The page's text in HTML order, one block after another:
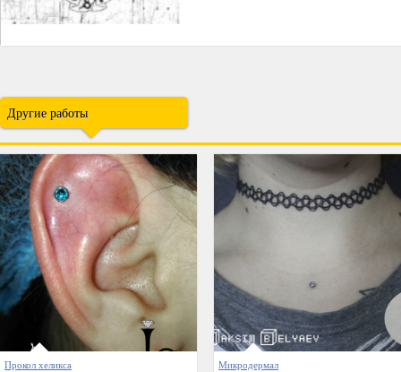
Другие работы
Прокол хеликса Микродермал